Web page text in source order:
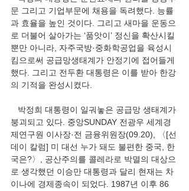
문 그리고 기업부문에 채용을 독려했다. 능률
과 효율을 높인 것이다. 그리고 새마을 운동으
로 더불어 살아가는 ‘품앗이’ 정신을 확산시킬
뿐만 아니라, 자주국방·중화학공업을 육성시
킴으로써 공급망생태계가 안정기에 접어들게
했다. 그리고 전두환 대통령은 이를 받아 한강
의 기적을 완성시켰다.
박정희 대통령이 일궈놓은 공급망 생태계가
붕괴되고 있다. 중앙SUNDAY 전광우 세계경
제연구원 이사장·전 금융위원장(09.20), 〈[선
데이 칼럼] 미 대선 누가 돼도 불편한 중국, 한
국은?〉, 공산주의를 콜레라로 박멸의 대상으
로 생각했던 이승만 대통령과 달리 현재는 차
이나에 경제종속이 되었다. 1987년 이후 86